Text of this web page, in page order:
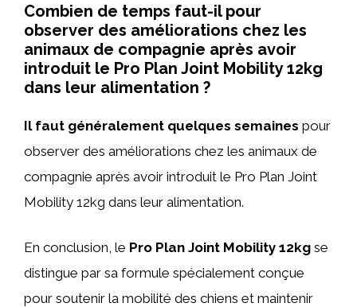
Combien de temps faut-il pour
observer des améliorations chez les
animaux de compagnie après avoir
introduit le Pro Plan Joint Mobility 12kg
dans leur alimentation ?
Il faut généralement quelques semaines pour
observer des améliorations chez les animaux de
compagnie après avoir introduit le Pro Plan Joint
Mobility 12kg dans leur alimentation.
En conclusion, le Pro Plan Joint Mobility 12kg se
distingue par sa formule spécialement conçue
pour soutenir la mobilité des chiens et maintenir